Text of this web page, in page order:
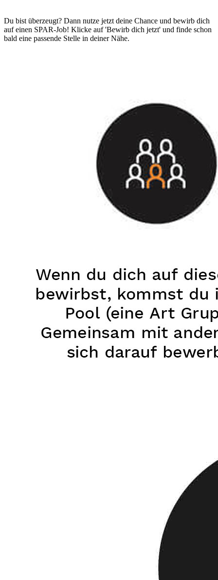
Du bist überzeugt? Dann nutze jetzt deine Chance und bewirb dich
auf einen SPAR-Job! Klicke auf 'Bewirb dich jetzt' und finde schon
bald eine passende Stelle in deiner Nähe.